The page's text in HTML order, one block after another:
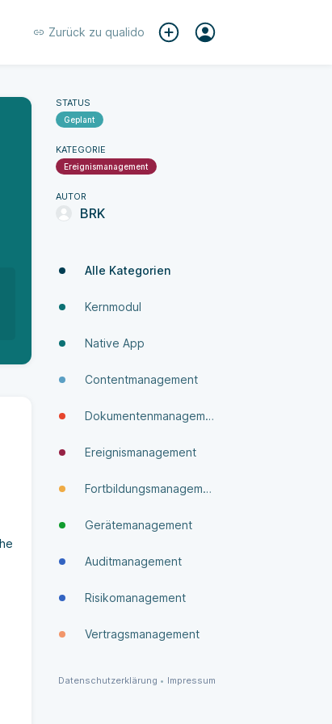
Zurück zu qualido
STATUS
Geplant
KATEGORIE
Ereignismanagement
AUTOR
BRK
Alle Kategorien
Kernmodul
Native App
Contentmanagement
Dokumenten­manage­ment
Ereignismanagement
Fortbildungsmanagement
Gerätemanagement
Auditmanagement
Risikomanagement
Vertragsmanagement
Datenschutzerklärung • Impressum